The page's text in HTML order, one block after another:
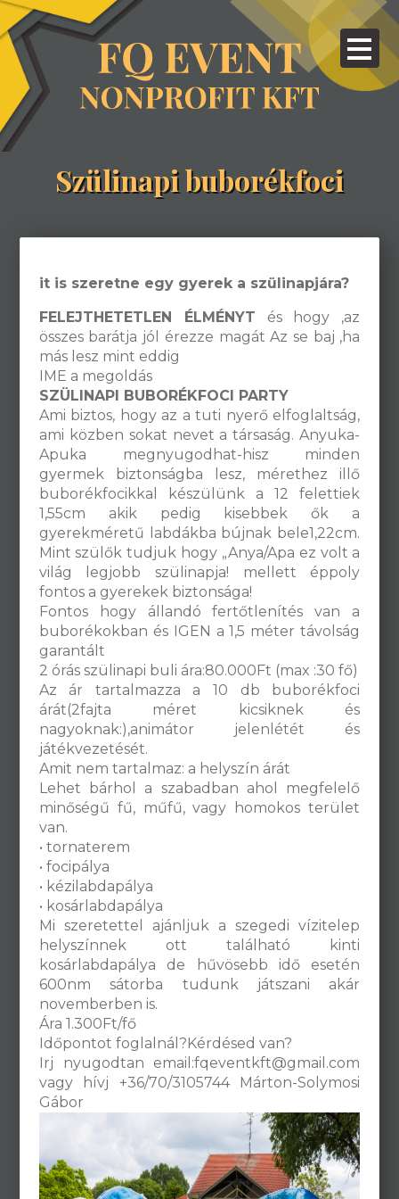
Szülinapi buborékfoci
it is szeretne egy gyerek a szülinapjára?
FELEJTHETETLEN ÉLMÉNYT és hogy ,az
összes barátja jól érezze magát Az se baj ,ha
más lesz mint eddig
IME a megoldás
SZÜLINAPI BUBORÉKFOCI PARTY
Ami biztos, hogy az a tuti nyerő elfoglaltság,
ami közben sokat nevet a társaság. Anyuka-
Apuka megnyugodhat-hisz minden
gyermek biztonságba lesz, mérethez illő
buborékfocikkal készülünk a 12 felettiek
1,55cm akik pedig kisebbek ők a
gyerekméretű labdákba bújnak bele1,22cm.
Mint szülők tudjuk hogy „Anya/Apa ez volt a
világ legjobb szülinapja! mellett éppoly
fontos a gyerekek biztonsága!
Fontos hogy állandó fertőtlenítés van a
buborékokban és IGEN a 1,5 méter távolság
garantált
2 órás szülinapi buli ára:80.000Ft (max :30 fő)
Az ár tartalmazza a 10 db buborékfoci
árát(2fajta méret kicsiknek és
nagyoknak:),animátor jelenlétét és
játékvezetését.
Amit nem tartalmaz: a helyszín árát
Lehet bárhol a szabadban ahol megfelelő
minőségű fű, műfű, vagy homokos terület
van.
• tornaterem
• focipálya
• kézilabdapálya
• kosárlabdapálya
Mi szeretettel ajánljuk a szegedi vízitelep
helyszínnek ott található kinti
kosárlabdapálya de hűvösebb idő esetén
600nm sátorba tudunk játszani akár
novemberben is.
Ára 1.300Ft/fő
Időpontot foglalnál?Kérdésed van?
Irj nyugodtan email:fqeventkft@gmail.com
vagy hívj +36/70/3105744 Márton-Solymosi
Gábor